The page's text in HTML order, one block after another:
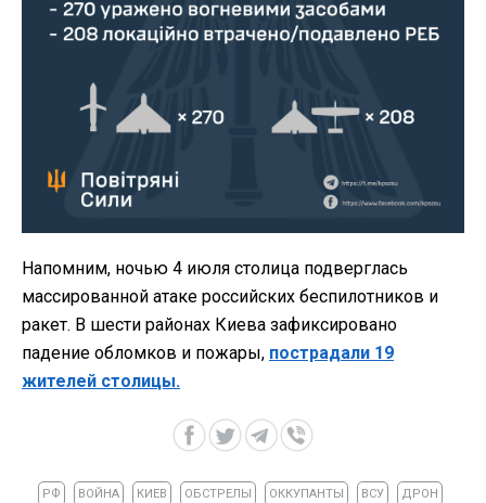
Напомним, ночью 4 июля столица подверглась
массированной атаке российских беспилотников и
ракет. В шести районах Киева зафиксировано
падение обломков и пожары, пострадали 19
жителей столицы.
РФ ВОЙНА КИЕВ ОБСТРЕЛЫ ОККУПАНТЫ ВСУ ДРОН